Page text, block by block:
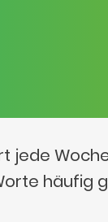
jede